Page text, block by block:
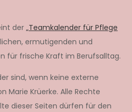
der „Teamkalender für Pflege
ermutigenden und
für frische Kraft im Berufsalltag.
sind, wenn keine externe
Marie Krüerke. Alle Rechte
dieser Seiten dürfen für den